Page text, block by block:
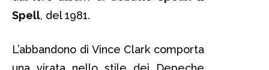
Spell, del 1981.
L’abbandono di Vince Clark comporta